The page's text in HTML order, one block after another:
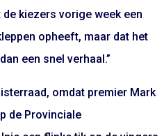
kiezers vorige week een
opheeft, maar dat het
een snel verhaal.”
omdat premier Mark
de Provinciale